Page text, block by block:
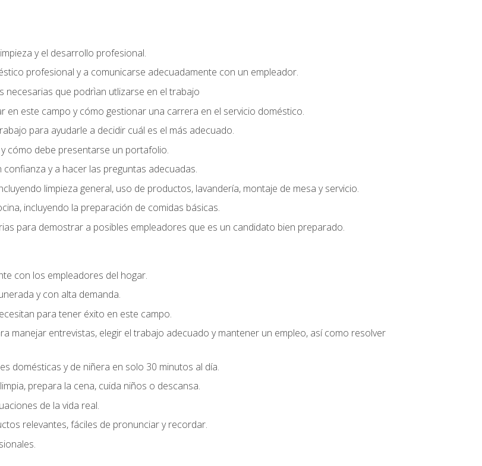
y el desarrollo profesional.
profesional y a comunicarse adecuadamente con un empleador.
necesarias que podrìan utlizarse en el trabajo
en este campo y cómo gestionar una carrera en el servicio doméstico.
para ayudarle a decidir cuál es el más adecuado.
cómo debe presentarse un portafolio.
y a hacer las preguntas adecuadas.
limpieza general, uso de productos, lavandería, montaje de mesa y servicio.
incluyendo la preparación de comidas básicas.
para demostrar a posibles empleadores que es un candidato bien preparado.
con los empleadores del hogar.
y con alta demanda.
para tener éxito en este campo.
manejar entrevistas, elegir el trabajo adecuado y mantener un empleo, así como resolver
domésticas y de niñera en solo 30 minutos al día.
prepara la cena, cuida niños o descansa.
de la vida real.
relevantes, fáciles de pronunciar y recordar.